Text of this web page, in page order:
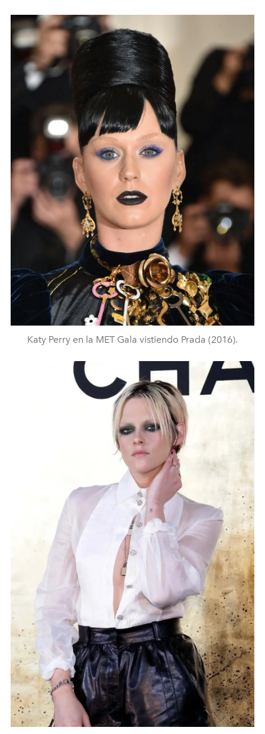
Katy Perry en la MET Gala vistiendo Prada (2016).